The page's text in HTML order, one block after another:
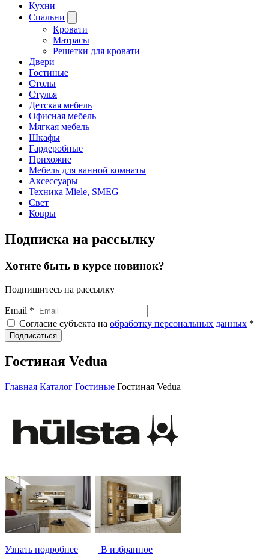
Кухни
Спальни
Кровати
Матрасы
Решетки для кровати
Двери
Гостиные
Столы
Стулья
Детская мебель
Офисная мебель
Мягкая мебель
Шкафы
Гардеробные
Прихожие
Мебель для ванной комнаты
Аксессуары
Техника Miele, SMEG
Свет
Ковры
Подписка на рассылку
Хотите быть в курсе новинок?
Подпишитесь на рассылку
Email *
Согласие субъекта на обработку персональных данных *
Подписаться
Гостиная Vedua
Главная Каталог Гостиные Гостиная Vedua
Узнать подробнее В избранное